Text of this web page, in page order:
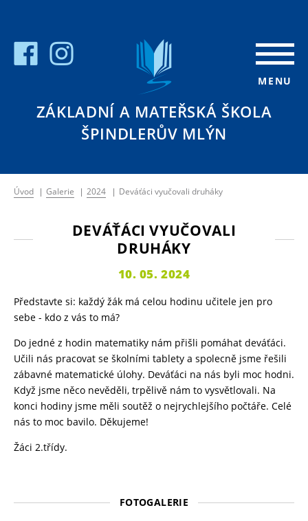
ZÁKLADNÍ A MATEŘSKÁ ŠKOLA
ŠPINDLERŮV MLÝN
MENU
Úvod | Galerie | 2024 | Deváťáci vyučovali druháky
DEVÁŤÁCI VYUČOVALI
DRUHÁKY
10. 05. 2024
Představte si: každý žák má celou hodinu učitele jen pro
sebe - kdo z vás to má?
Do jedné z hodin matematiky nám přišli pomáhat deváťáci.
Učili nás pracovat se školními tablety a spolecně jsme řešili
zábavné matematické úlohy. Deváťáci na nás byli moc hodni.
Když jsme něco nevěděli, trpělivě nám to vysvětlovali. Na
konci hodiny jsme měli soutěž o nejrychlejšího počtáře. Celé
nás to moc bavilo. Děkujeme!
Žáci 2.třídy.
FOTOGALERIE